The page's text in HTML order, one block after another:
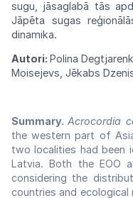
sugu, jāsaglabā tās
Jāpēta sugas
dinamika.
Autori: Polina
Moisejevs, Jēkabs
Summary.Acrocordia
the western part of
two localities had been
Latvia. Both the EOO
considering the
countries and